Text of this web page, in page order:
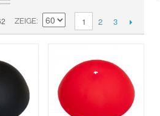
ZEIGE 1 2 3